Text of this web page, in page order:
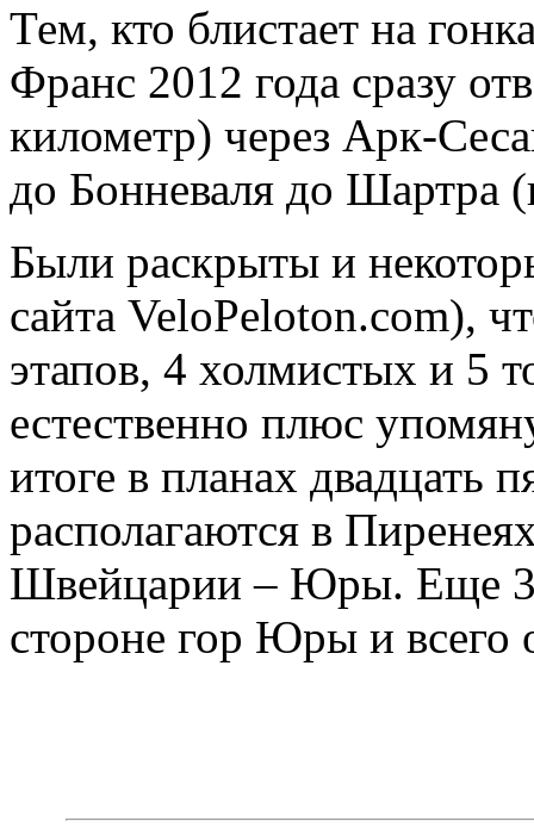
Тем, кто блистает на
Франс 2012 года сразу
километр) через Арк-
до Бонневаля до Шартра
Были раскрыты и
сайта VeloPeloton.com),
этапов, 4 холмистых и 5
естественно плюс
итоге в планах двадцать
располагаются в
Швейцарии – Юры. Еще 3
стороне гор Юры и всего